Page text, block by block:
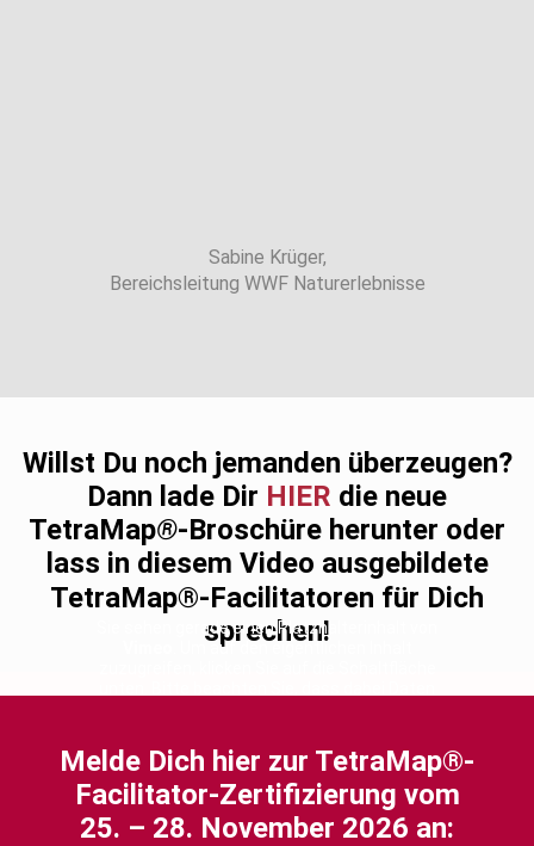
Sabine Krüger​,
Bereichsleitung WWF Naturerlebnisse
Willst Du noch jemanden überzeugen?
Dann lade Dir HIER die neue
TetraMap®-Broschüre herunter oder
lass in diesem Video ausgebildete
TetraMap®-Facilitatoren für Dich
sprechen!
Sie sehen gerade einen Platzhalterinhalt von
. Um auf den eigentlichen Inhalt
Mehr Informationen
Inhalt entsperren
Melde Dich hier zur TetraMap®-
Facilitator-Zertifizierung vom
25. – 28. November 2026 an: